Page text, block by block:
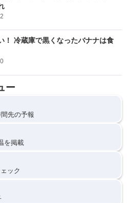
！ 冷蔵庫で黒くなったバナナは食
ー
先の予報
を掲載
ック